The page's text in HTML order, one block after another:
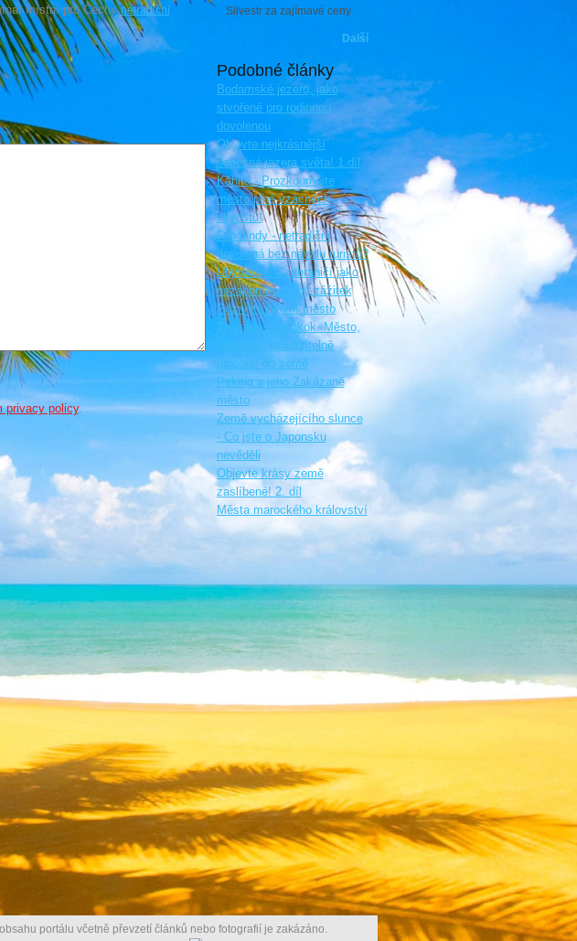
Silvestr za zajímavé ceny
Další
Podobné články
Bodamské jezero, jako
stvořené pro rodinnou
dovolenou
Objevte nejkrásnější
sopečná jezera světa! 1.díl
Káhira - Prozkoumejte
město plné vzácných
skvostů!
Falklandy - netradiční
dovolená bez návalu turistů?
Ubytování v zahraničí jako
nezapomenutelný zážitek
Poznejte hlavní město
Thajska - Bangkok. Město,
které se nezadržitelně
propadá do země
Peking a jeho Zakázané
město
Země vycházejícího slunce
- Co jste o Japonsku
nevěděli
Objevte krásy země
zaslíbené! 2. díl
Města marockého království
místní pro Čechynetradiční
privacy policy.
portálu včetně převzetí článků nebo fotografií je zakázáno.